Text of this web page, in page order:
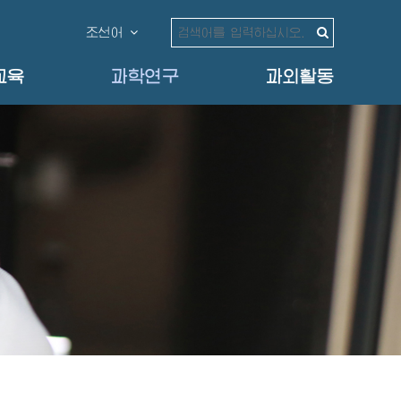
조선어
육 과학연구 과외활동